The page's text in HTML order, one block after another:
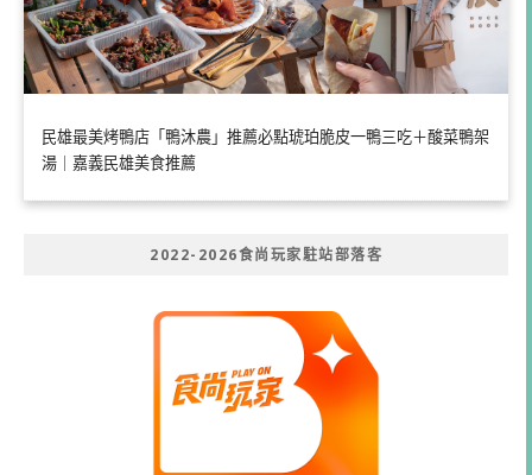
民雄最美烤鴨店「鴨沐農」推薦必點琥珀脆皮一鴨三吃＋酸菜鴨架
湯｜嘉義民雄美食推薦
2022-2026食尚玩家駐站部落客